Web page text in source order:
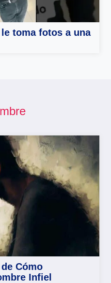
toma fotos a una
Cómo
Infiel